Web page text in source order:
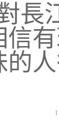
長
信
的